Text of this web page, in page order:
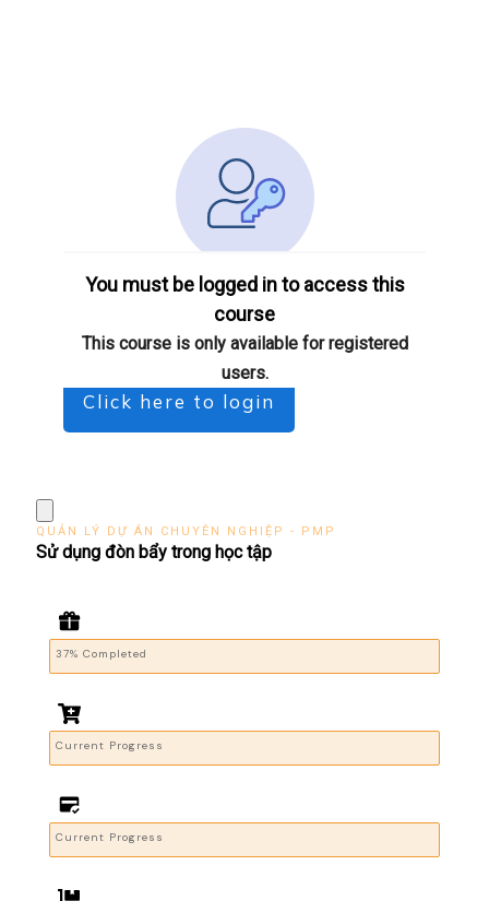
You must be logged in to access this
course
This course is only available for registered
users.
Click here to login
QUẢN LÝ DỰ ÁN CHUYÊN NGHIỆP - PMP
Sử dụng đòn bẩy trong học tập
37% Completed
Current Progress
Current Progress